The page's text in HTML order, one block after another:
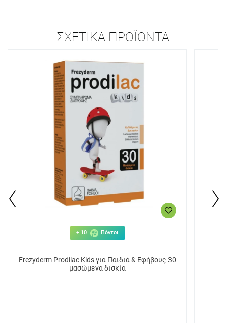
ΣΧΕΤΙΚΆ ΠΡΟΪΌΝΤΑ
+ 10 Πόντοι
Frezyderm Prodilac Kids για Παιδιά & Εφήβους 30
μασώμενα δισκία